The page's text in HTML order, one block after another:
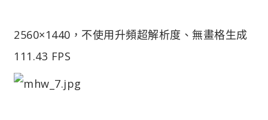
2560×1440，不使用升頻超解析度、無畫格生成
111.43 FPS